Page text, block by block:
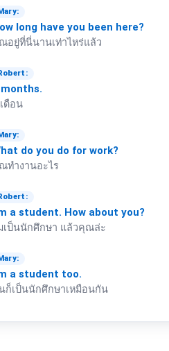
long have you been here?
อยู่ที่นี่นานเท่าไหร่แล้ว
months.
ดือน
do you do for work?
ทำงานอะไร
a student. How about you?
เป็นนักศึกษา แล้วคุณล่ะ
a student too.
ก็เป็นนักศึกษาเหมือนกัน